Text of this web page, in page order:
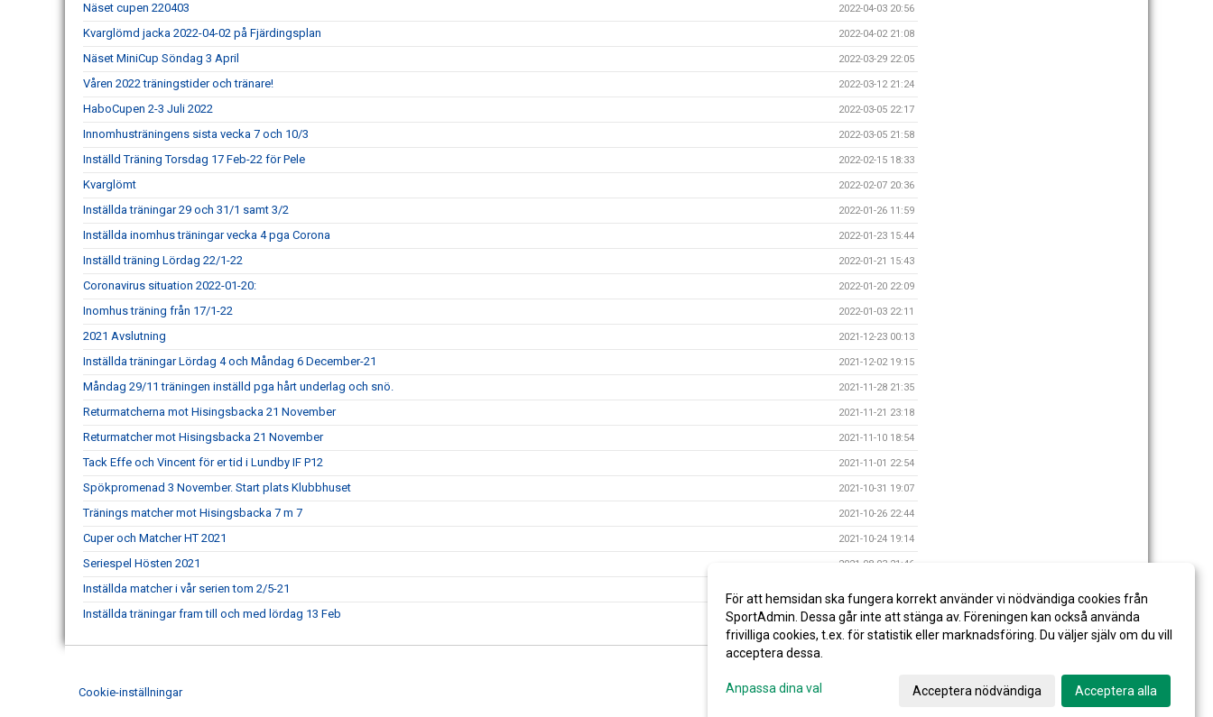
Näset cupen 220403 2022-04-03 20:56
Kvarglömd jacka 2022-04-02 på Fjärdingsplan 2022-04-02 21:08
Näset MiniCup Söndag 3 April 2022-03-29 22:05
Våren 2022 träningstider och tränare! 2022-03-12 21:24
HaboCupen 2-3 Juli 2022 2022-03-05 22:17
Innomhusträningens sista vecka 7 och 10/3 2022-03-05 21:58
Inställd Träning Torsdag 17 Feb-22 för Pele 2022-02-15 18:33
Kvarglömt 2022-02-07 20:36
Inställda träningar 29 och 31/1 samt 3/2 2022-01-26 11:59
Inställda inomhus träningar vecka 4 pga Corona 2022-01-23 15:44
Inställd träning Lördag 22/1-22 2022-01-21 15:43
Coronavirus situation 2022-01-20: 2022-01-20 22:09
Inomhus träning från 17/1-22 2022-01-03 22:11
2021 Avslutning 2021-12-23 00:13
Inställda träningar Lördag 4 och Måndag 6 December-21 2021-12-02 19:15
Måndag 29/11 träningen inställd pga hårt underlag och snö. 2021-11-28 21:35
Returmatcherna mot Hisingsbacka 21 November 2021-11-21 23:18
Returmatcher mot Hisingsbacka 21 November 2021-11-10 18:54
Tack Effe och Vincent för er tid i Lundby IF P12 2021-11-01 22:54
Spökpromenad 3 November. Start plats Klubbhuset 2021-10-31 19:07
Tränings matcher mot Hisingsbacka 7 m 7 2021-10-26 22:44
Cuper och Matcher HT 2021 2021-10-24 19:14
Seriespel Hösten 2021 2021-08-03 21:46
Inställda matcher i vår serien tom 2/5-21
Inställda träningar fram till och med lördag 13 Feb 2021-02-05 07:24
Cookie-inställningar
För att hemsidan ska fungera korrekt använder vi nödvändiga cookies från
SportAdmin. Dessa går inte att stänga av. Föreningen kan också använda
frivilliga cookies, t.ex. för statistik eller marknadsföring. Du väljer själv om du vill
acceptera dessa.
Anpassa dina val Acceptera nödvändiga Acceptera alla